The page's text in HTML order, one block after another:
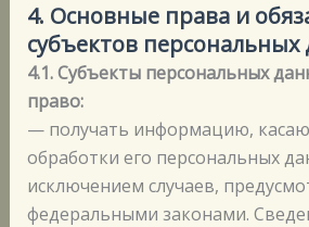
4. Основные права и
субъектов
4.1. Субъекты персональных
право:
— получать информацию,
обработки его персональных
исключением случаев,
федеральными законами.